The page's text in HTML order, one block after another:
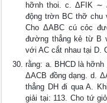
hỡnh thoi. c. ΔFIK ∼
động trờn BC thỡ chu
Cho ΔABC cú cỏc
đường thẳng kẻ từ B
với AC cắt nhau tại D.
rằng: a. BHCD là
ΔACB đồng dạng. d.
thẳng DH đi qua A.
giải tại: 113. Cho tứ